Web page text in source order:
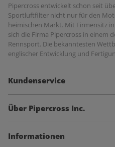
Pipercross entwickelt schon seit
Sportluftfilter nicht nur für den
heimischen Markt. Mit Firmensitz
sich die Firma Pipercross in einem
Rennsport. Die bekanntesten
englischer Entwicklung und
Kundenservice
Über Pipercross Inc.
Informationen